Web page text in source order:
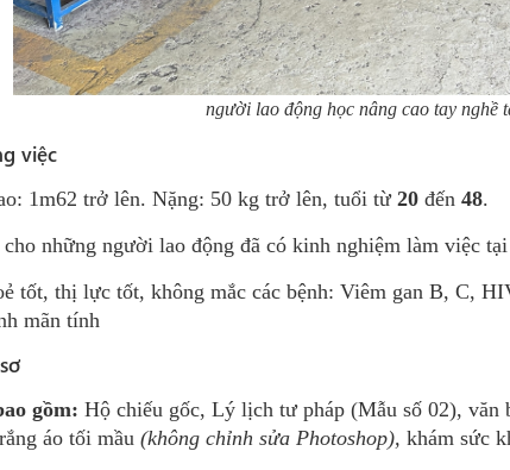
người lao động học nâng cao tay nghề
việc
1m62 trở lên. Nặng: 50 kg trở lên, tuổi từ 20 đến 48.
những người lao động đã có kinh nghiệm làm việc
tốt, thị lực tốt, không mắc các bệnh: Viêm gan B, C,
mãn tính
gồm: Hộ chiếu gốc, Lý lịch tư pháp (Mẫu số 02), văn
áo tối mầu (không chỉnh sửa Photoshop), khám sức